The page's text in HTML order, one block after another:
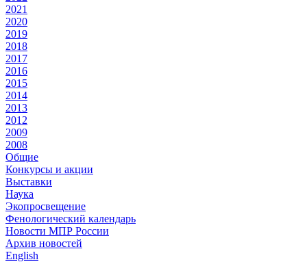
2021
2020
2019
2018
2017
2016
2015
2014
2013
2012
2009
2008
Общие
Конкурсы и акции
Выставки
Наука
Экопросвещение
Фенологический календарь
Новости МПР России
Архив новостей
English